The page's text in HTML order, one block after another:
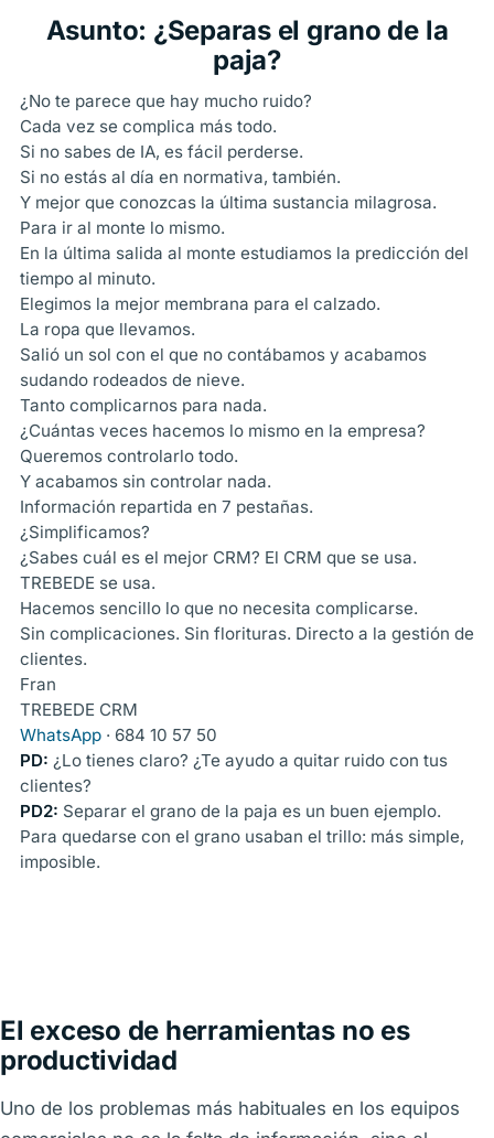
Asunto: ¿Separas el grano de la
paja?
¿No te parece que hay mucho ruido?
Cada vez se complica más todo.
Si no sabes de IA, es fácil perderse.
Si no estás al día en normativa, también.
Y mejor que conozcas la última sustancia milagrosa.
Para ir al monte lo mismo.
En la última salida al monte estudiamos la predicción del
tiempo al minuto.
Elegimos la mejor membrana para el calzado.
La ropa que llevamos.
Salió un sol con el que no contábamos y acabamos
sudando rodeados de nieve.
Tanto complicarnos para nada.
¿Cuántas veces hacemos lo mismo en la empresa?
Queremos controlarlo todo.
Y acabamos sin controlar nada.
Información repartida en 7 pestañas.
¿Simplificamos?
¿Sabes cuál es el mejor CRM? El CRM que se usa.
TREBEDE se usa.
Hacemos sencillo lo que no necesita complicarse.
Sin complicaciones. Sin florituras. Directo a la gestión de
clientes.
Fran
TREBEDE CRM
WhatsApp· 684 10 57 50
PD: ¿Lo tienes claro? ¿Te ayudo a quitar ruido con tus
clientes?
PD2: Separar el grano de la paja es un buen ejemplo.
Para quedarse con el grano usaban el trillo: más simple,
imposible.
El exceso de herramientas no es
productividad
Uno de los problemas más habituales en los equipos